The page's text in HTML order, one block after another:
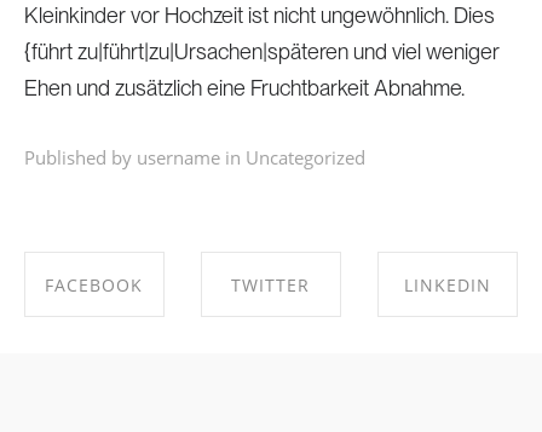
Kleinkinder vor Hochzeit ist nicht ungewöhnlich. Dies
{führt zu|führt|zu|Ursachen|späteren und viel weniger
Ehen und zusätzlich eine Fruchtbarkeit Abnahme.
Published by username in Uncategorized
FACEBOOK TWITTER LINKEDIN